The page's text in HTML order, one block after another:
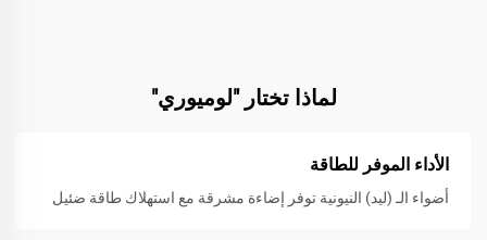
لماذا تختار "لوميوري"
الأداء الموفر للطاقة
أضواء الـ (ليد) النيونية توفر إضاءة مشرقة مع استهلاك طاقة ضئيل